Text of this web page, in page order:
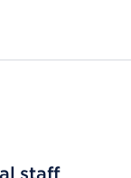
staff